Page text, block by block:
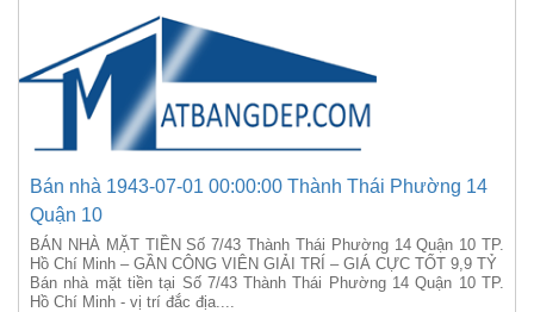
Bán nhà 1943-07-01 00:00:00 Thành Thái Phường 14
Quận 10
BÁN NHÀ MẶT TIỀN Số 7/43 Thành Thái Phường 14 Quận 10 TP.
Hồ Chí Minh – GẦN CÔNG VIÊN GIẢI TRÍ – GIÁ CỰC TỐT 9,9 TỶ
Bán nhà mặt tiền tại Số 7/43 Thành Thái Phường 14 Quận 10 TP.
Hồ Chí Minh - vị trí đắc địa....